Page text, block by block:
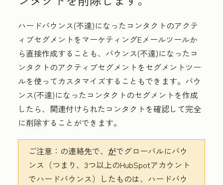
ハードバウンス(不達)になったコンタクトのアクテ
ィブセグメントをマーケティングEメールツールか
ら直接作成することも、バウンス(不達)になったコ
ンタクトのアクティブセグメントをセグメントツー
ルを使ってカスタマイズすることもできます。バウ
ンス(不達)になったコンタクトのセグメントを作成
したら、関連付けられたコンタクトを確認して完全
に削除することができます。
ご注意： の連絡先で、 がでグローバルにバウ
ンス（つまり、3つ以上のHubSpotアカウント
でハードバウンス）したものは、ハードバウ